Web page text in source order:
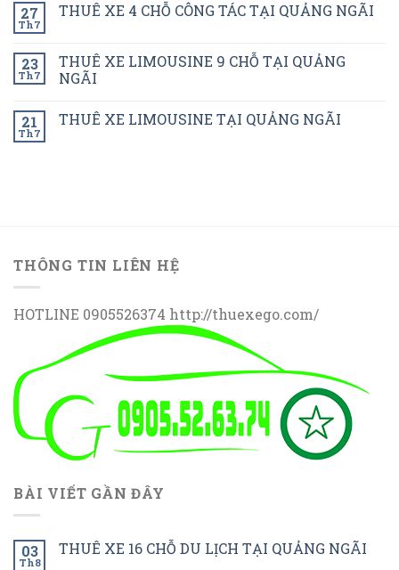
27
Th7
THUÊ XE 4 CHỖ CÔNG TÁC TẠI QUẢNG NGÃI
23
Th7
THUÊ XE LIMOUSINE 9 CHỖ TẠI QUẢNG
NGÃI
21
Th7
THUÊ XE LIMOUSINE TẠI QUẢNG NGÃI
THÔNG TIN LIÊN HỆ
HOTLINE 0905526374 http://thuexego.com/
BÀI VIẾT GẦN ĐÂY
03
Th8
THUÊ XE 16 CHỖ DU LỊCH TẠI QUẢNG NGÃI